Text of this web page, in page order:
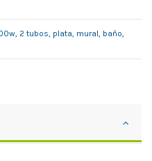
2 tubos, plata, mural, baño,